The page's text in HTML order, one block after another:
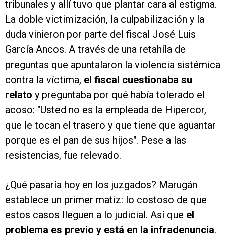
tribunales y allí tuvo que plantar cara al estigma.
La doble victimización, la culpabilización y la
duda vinieron por parte del fiscal José Luis
García Ancos. A través de una retahíla de
preguntas que apuntalaron la violencia sistémica
contra la víctima, el fiscal cuestionaba su
relato y preguntaba por qué había tolerado el
acoso: "Usted no es la empleada de Hipercor,
que le tocan el trasero y que tiene que aguantar
porque es el pan de sus hijos". Pese a las
resistencias, fue relevado.
¿Qué pasaría hoy en los juzgados? Marugán
establece un primer matiz: lo costoso de que
estos casos lleguen a lo judicial. Así que el
problema es previo y está en la infradenuncia.